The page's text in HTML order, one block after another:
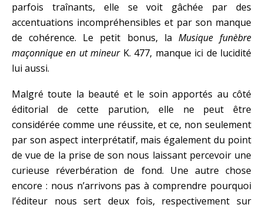
parfois traînants, elle se voit gâchée par des
accentuations incompréhensibles et par son manque
de cohérence. Le petit bonus, la Musique funèbre
maçonnique en ut mineurK. 477, manque ici de lucidité
lui aussi.
Malgré toute la beauté et le soin apportés au côté
éditorial de cette parution, elle ne peut être
considérée comme une réussite, et ce, non seulement
par son aspect interprétatif, mais également du point
de vue de la prise de son nous laissant percevoir une
curieuse réverbération de fond. Une autre chose
encore : nous n’arrivons pas à comprendre pourquoi
l’éditeur nous sert deux fois, respectivement sur